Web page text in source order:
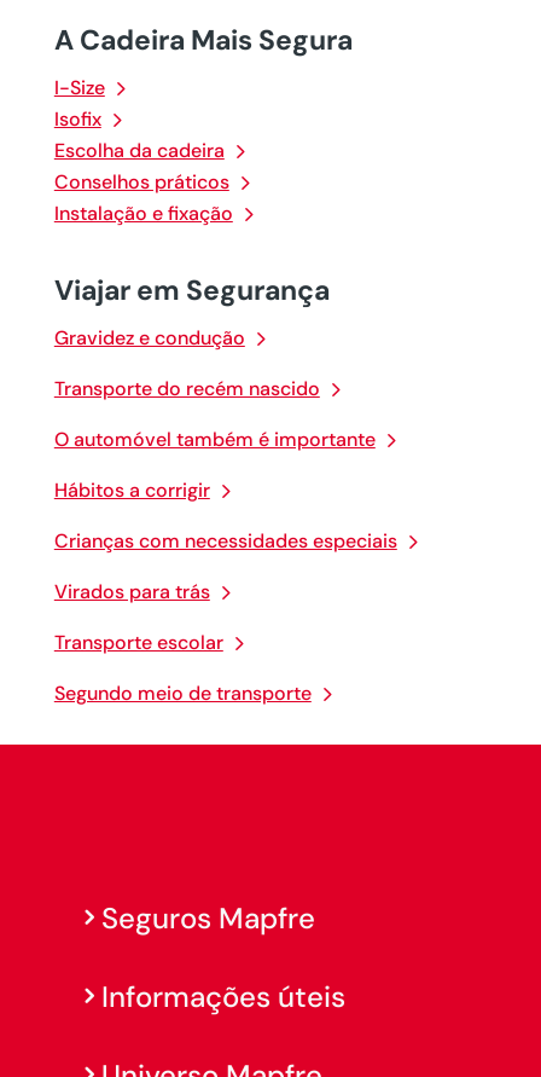
A Cadeira Mais Segura
I-Size
Isofix
Escolha da cadeira
Conselhos práticos
Instalação e fixação
Viajar em Segurança
Gravidez e condução
Transporte do recém nascido
O automóvel também é importante
Hábitos a corrigir
Crianças com necessidades especiais
Virados para trás
Transporte escolar
Segundo meio de transporte
Seguros Mapfre
Informações úteis